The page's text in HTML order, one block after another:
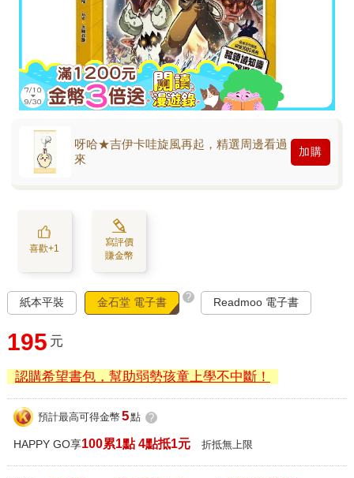
呀哈★吉伊卡哇旋風再起，精選周邊看過
來
加購
喜歡+1
寫評價
賺金幣
紙本平裝 金石堂 電子書 ? Readmoo 電子書
195 元
認購希望書包，幫助弱勢孩童上學不中斷！
預計最高可得金幣 5點 ?
HAPPY GO享100累1點 4點抵1元 折抵無上限